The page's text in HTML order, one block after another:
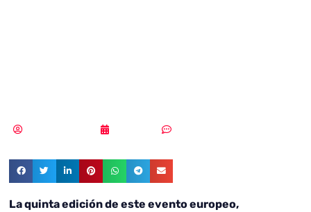
La quinta edición de este evento europeo,